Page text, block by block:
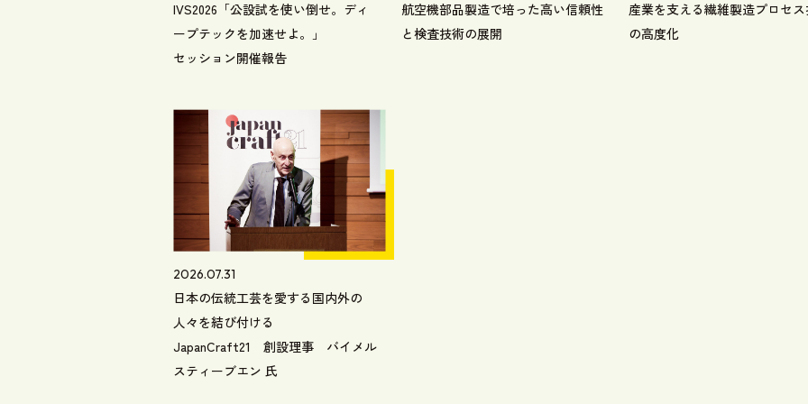
IVS2026「公設試を使い倒せ。ディ
ープテックを加速せよ。」
セッション開催報告
航空機部品製造で培った高い信頼性
と検査技術の展開
産業を支える繊維製造プロセ
の高度化
2026.07.31
日本の伝統工芸を愛する国内外の
人々を結び付ける
JapanCraft21 創設理事 バイメル
スティーブエン 氏